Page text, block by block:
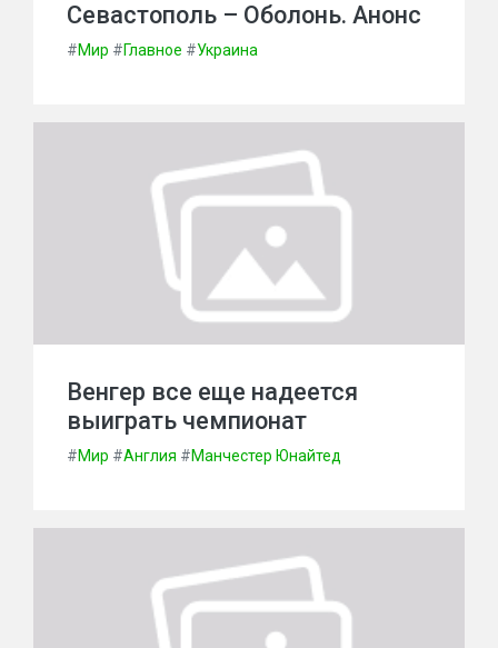
Севастополь – Оболонь. Анонс
#Мир #Главное #Украина
Венгер все еще надеется
выиграть чемпионат
#Мир #Англия #Манчестер Юнайтед